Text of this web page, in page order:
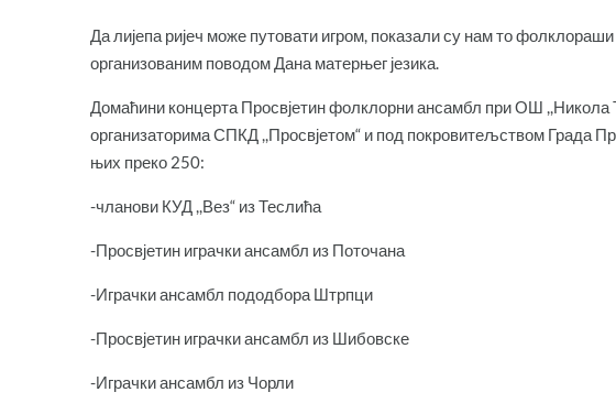
Да лијепа ријеч може путовати игром, показали су нам то
организованим поводом Дана матерњег језика.
Домаћини концерта Просвјетин фолклорни ансамбл при ОШ ,,Никола
организаторима СПКД ,,Просвјетом“ и под покровитељством Града
њих преко 250:
-чланови КУД ,,Вез“ из Теслића
-Просвјетин играчки ансамбл из Поточана
-Играчки ансамбл пододбора Штрпци
-Просвјетин играчки ансамбл из Шибовске
-Играчки ансамбл из Чорли